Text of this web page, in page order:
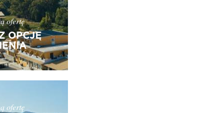
ofertę
OPCJĘ
ofertę